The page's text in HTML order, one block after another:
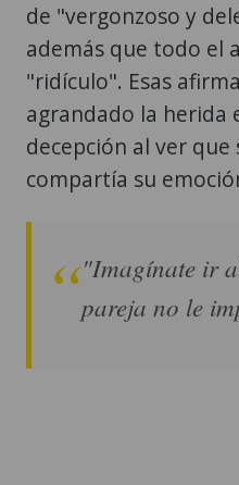
de "vergonzoso y
además que todo el
"ridículo". Esas
agrandado la herida
decepción al ver que
compartía su
"Imagínate ir
pareja no le